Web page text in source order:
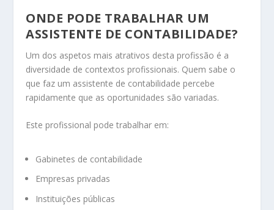
ONDE PODE TRABALHAR UM
ASSISTENTE DE CONTABILIDADE?
Um dos aspetos mais atrativos desta profissão é a
diversidade de contextos profissionais. Quem sabe o
que faz um assistente de contabilidade percebe
rapidamente que as oportunidades são variadas.
Este profissional pode trabalhar em:
Gabinetes de contabilidade
Empresas privadas
Instituições públicas